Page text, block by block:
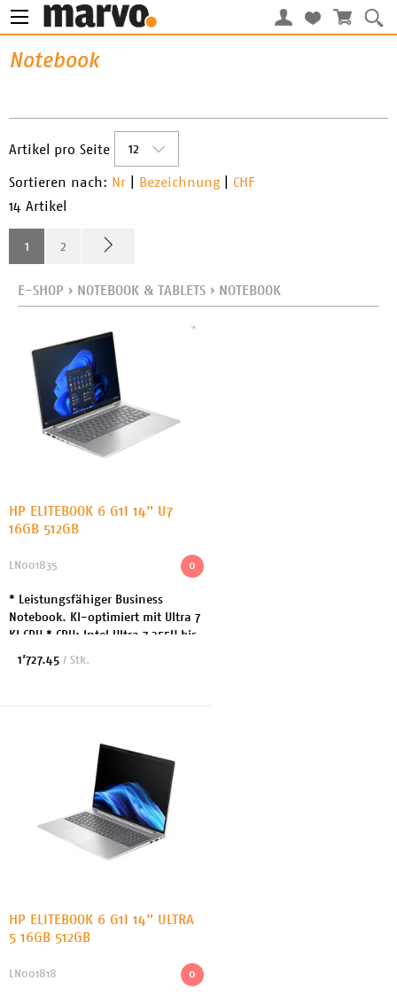
Notebook
Artikel pro Seite 12
Sortieren nach: Nr Bezeichnung
CHF
14 Artikel
1 2
E-SHOP › NOTEBOOK & TABLETS › NOTEBOOK
HP ELITEBOOK 6 G1I 14" U7
16GB 512GB
0
LN001835
* Leistungsfähiger Business
Notebook. KI-optimiert mit Ultra 7
KI CPU * CPU: Intel Ultra 7 255U bis
5.2GHz 12 Cores * Arbeitsspeicher:
1’727.45 / Stk.
HP ELITEBOOK 6 G1I 14" ULTRA
5 16GB 512GB
0
LN001818